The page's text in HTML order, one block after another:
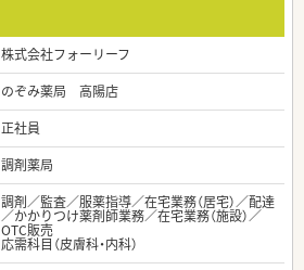
株式会社フォーリーフ
のぞみ薬局 高陽店
正社員
調剤薬局
調剤／監査／服薬指導／在宅業務（居宅）／配達
／かかりつけ薬剤師業務／在宅業務（施設）／
OTC販売
応需科目（皮膚科・内科）